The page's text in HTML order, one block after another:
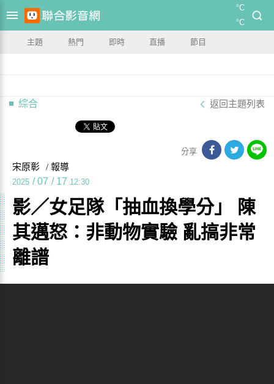
°C
°C
主題 熱門 即時 直播 節目
綜合 返回主題列表
分享
宋原彰 / 報導
2025 / 07 / 17 12:30
影／女足隊「抽血換學分」 陳
其邁怒：非動物實驗 亂搞非常
離譜